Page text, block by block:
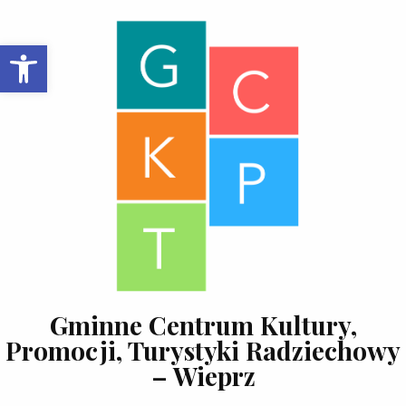
Open toolbar
Gminne Centrum Kultury,
Promocji, Turystyki Radziechowy
– Wieprz